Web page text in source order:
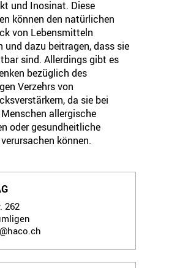
und Inosinat. Diese
können den natürlichen
von Lebensmitteln
und dazu beitragen, dass sie
sind. Allerdings gibt es
bezüglich des
Verzehrs von
da sie bei
allergische
oder gesundheitliche
können.
262